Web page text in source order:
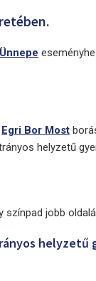
Egri Bor Most
helyzetű
színpad jobb
helyzetű